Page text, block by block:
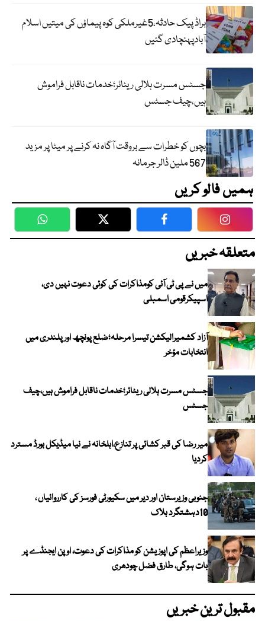
براڈ پیک حادثہ،5غیرملکی کوہ پیماؤں کی میتیں اسلام
آبادپہنچادی گئیں
جسٹس مسرت ہلالی ریٹائر؛خدمات ناقابل فراموش
ہیں،چیف جسٹس
بچوں کو خطرات سے بروقت آگاہ نہ کرنے پر میٹا پر مزید
567 ملین ڈالر جرمانہ
ہمیں فالو کریں
WhatsApp Twitter Facebook
متعلقہ خبریں
میں نے پی ٹی آئی کومذاکرات کی کوئی دعوت نہیں دی،
اسپیکرقومی اسمبلی
آزاد کشمیرالیکشن تیسرا مرحلہ؛ضلع پونچھ اور پلندری میں
انتخابات مؤخر
جسٹس مسرت ہلالی ریٹائر؛خدمات ناقابل فراموش ہیں،چیف
جسٹس
میر رضا کی قبر کشائی پر تنازع،اہلخانہ نے نیا میڈیکل بورڈ مسترد
کردیا
جنوبی وزیرستان اور دیر میں سکیورٹی فورسز کی کارروائیاں ،
10دہشتگرد ہلاک
وزیراعظم کی اپوزیشن کو مذاکرات کی دعوت، اوپن ایجنڈے پر
بات ہوگی، طارق فضل چودھری
مقبول ترین خبریں